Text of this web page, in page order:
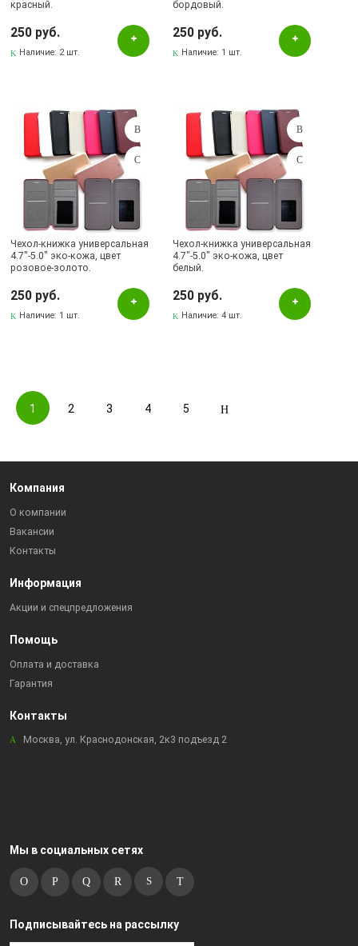
красный.
250 руб.
Наличие: 2 шт.
бордовый.
250 руб.
Наличие: 1 шт.
Чехол-книжка универсальная
4.7"-5.0" эко-кожа, цвет
розовое-золото.
250 руб.
Наличие: 1 шт.
Чехол-книжка универсальная
4.7"-5.0" эко-кожа, цвет
белый.
250 руб.
Наличие:4 шт.
1 2 3 4 5
Компания
О компании
Вакансии
Контакты
Информация
Акции и спецпредложения
Помощь
Оплата и доставка
Гарантия
Контакты
Москва, ул. Краснодонская, 2к3 подъезд 2
Мы в социальных сетях
Подписывайтесь на рассылку